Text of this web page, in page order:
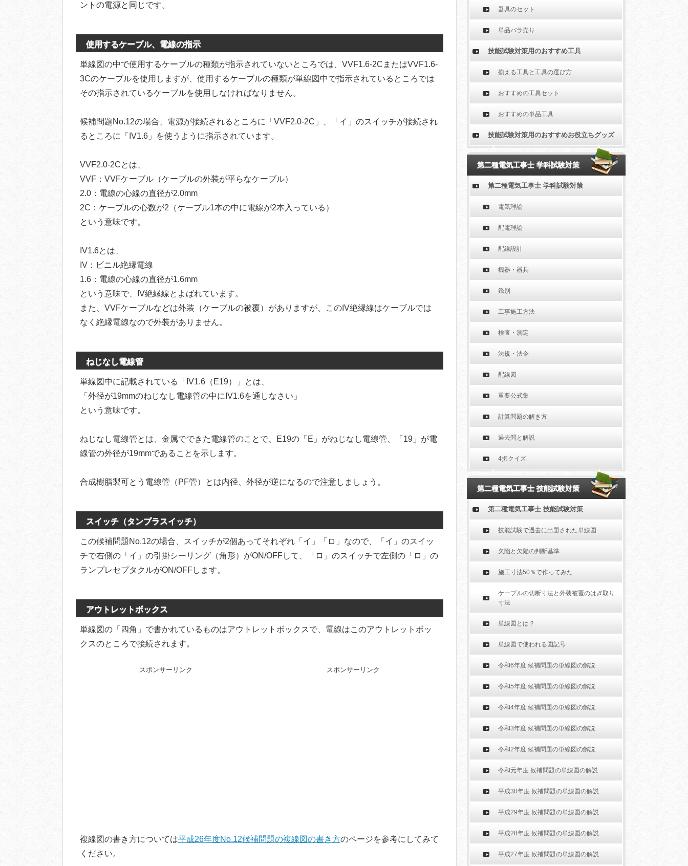
ントの電源と同じです。
使用するケーブル、電線の指示
単線図の中で使用するケーブルの種類が指示されていないところでは、VVF1.6-2CまたはVVF1.6-
3Cのケーブルを使用しますが、使用するケーブルの種類が単線図中で指示されているところでは
その指示されているケーブルを使用しなければなりません。
候補問題No.12の場合、電源が接続されるところに「VVF2.0-2C」、「イ」のスイッチが接続され
るところに「IV1.6」を使うように指示されています。
VVF2.0-2Cとは、
VVF：VVFケーブル（ケーブルの外装が平らなケーブル）
2.0：電線の心線の直径が2.0mm
2C：ケーブルの心数が2（ケーブル1本の中に電線が2本入っている）
という意味です。
IV1.6とは、
IV：ビニル絶縁電線
1.6：電線の心線の直径が1.6mm
という意味で、IV絶縁線とよばれています。
また、VVFケーブルなどは外装（ケーブルの被覆）がありますが、このIV絶縁線はケーブルでは
なく絶縁電線なので外装がありません。
ねじなし電線管
単線図中に記載されている「IV1.6（E19）」とは、
「外径が19mmのねじなし電線管の中にIV1.6を通しなさい」
という意味です。
ねじなし電線管とは、金属でできた電線管のことで、E19の「E」がねじなし電線管、「19」が電
線管の外径が19mmであることを示します。
合成樹脂製可とう電線管（PF管）とは内径、外径が逆になるので注意しましょう。
スイッチ（タンブラスイッチ）
この候補問題No.12の場合、スイッチが2個あってそれぞれ「イ」「ロ」なので、「イ」のスイッ
チで右側の「イ」の引掛シーリング（角形）がON/OFFして、「ロ」のスイッチで左側の「ロ」の
ランプレセプタクルがON/OFFします。
アウトレットボックス
単線図の「四角」で書かれているものはアウトレットボックスで、電線はこのアウトレットボッ
クスのところで接続されます。
スポンサーリンク スポンサーリンク
複線図の書き方については平成26年度No.12候補問題の複線図の書き方のページを参考にしてみて
ください。
器具のセット
単品バラ売り
技能試験対策用のおすすめ工具
揃える工具と工具の選び方
おすすめの工具セット
おすすめの単品工具
技能試験対策用のおすすめお役立ちグッズ
第二種電気工事士 学科試験対策
第二種電気工事士 学科試験対策
電気理論
配電理論
配線設計
機器・器具
鑑別
工事施工方法
検査・測定
法規・法令
配線図
重要公式集
計算問題の解き方
過去問と解説
4択クイズ
第二種電気工事士 技能試験対策
第二種電気工事士 技能試験対策
技能試験で過去に出題された単線図
欠陥と欠陥の判断基準
施工寸法50％で作ってみた
ケーブルの切断寸法と外装被覆のはぎ取り
寸法
単線図とは？
単線図で使われる図記号
令和6年度 候補問題の単線図の解説
令和5年度 候補問題の単線図の解説
令和4年度 候補問題の単線図の解説
令和3年度 候補問題の単線図の解説
令和2年度 候補問題の単線図の解説
令和元年度 候補問題の単線図の解説
平成30年度 候補問題の単線図の解説
平成29年度 候補問題の単線図の解説
平成28年度 候補問題の単線図の解説
平成27年度 候補問題の単線図の解説